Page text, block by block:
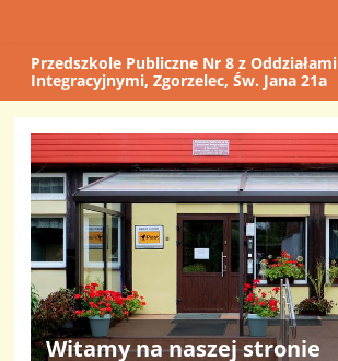
Przedszkole Publiczne Nr 8 z Oddziałami
Integracyjnymi, Zgorzelec, Św. Jana 21a
Strona
główna